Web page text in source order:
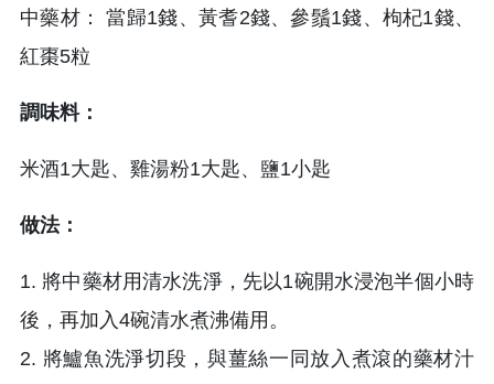
中藥材： 當歸1錢、黃耆2錢、參鬚1錢、枸杞1錢、
紅棗5粒
調味料：
米酒1大匙、雞湯粉1大匙、鹽1小匙
做法：
1. 將中藥材用清水洗淨，先以1碗開水浸泡半個小時
後，再加入4碗清水煮沸備用。
2. 將鱸魚洗淨切段，與薑絲一同放入煮滾的藥材汁